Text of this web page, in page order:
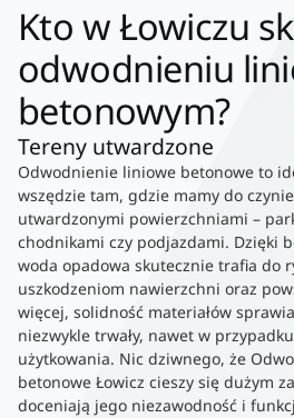
Kto w Łowiczu
odwodnieniu
betonowym?
Tereny utwardzone
Odwodnienie liniowe betonowe to
wszędzie tam, gdzie mamy do
utwardzonymi powierzchniami –
chodnikami czy podjazdami. Dzięki
woda opadowa skutecznie trafia do
uszkodzeniom nawierzchni oraz
więcej, solidność materiałów
niezwykle trwały, nawet w
użytkowania. Nic dziwnego, że
betonowe Łowicz cieszy się dużym
doceniają jego niezawodność i